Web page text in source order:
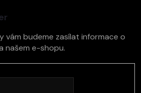
vám budeme zasílat informace o
našem e-shopu.